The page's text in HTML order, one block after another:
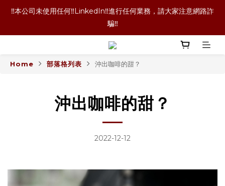
‼️本公司未使用任何‼️LinkedIn‼️進行任何業務，請大家注意網路詐
騙‼️
‼️本公司未使用任何‼️LinkedIn‼️進行任何業務，請大家注意網路詐
騙‼️
‼️咖啡豆喝完了！咖啡袋就丟掉嗎！當然不是囉！長期購買的老客
戶都懂的省錢技術，點擊文字查看詳情內容‼️
Home 部落格列表 沖出咖啡的甜？
沖出咖啡的甜？
2022-12-12